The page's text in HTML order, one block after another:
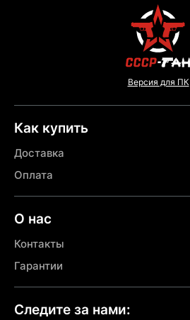
Версия для ПК
Как купить
Доставка
Оплата
О нас
Контакты
Гарантии
Следите за нами: